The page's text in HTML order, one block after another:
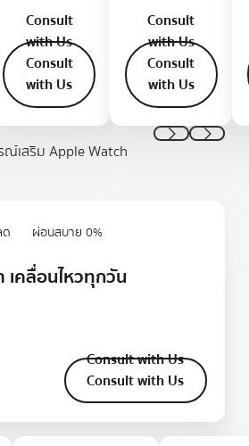
Consult with Us
Consult
with Us
Consult
with Us
Consult
Consult
with Us
Consult
with Us
Previous
Next
เสริม Apple Watch
ผ่อนสบาย 0%
เคลื่อนไหวทุกวัน
Consult with Us
Consult with Us
Consult with Us